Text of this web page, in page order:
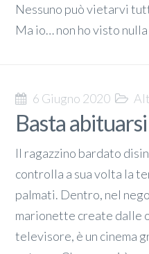
Nessuno può vietarvi
Ma io… non ho visto nulla
6 Giugno 2020
Basta abituarsi
Il ragazzino bardato
controlla a sua volta la
palmati. Dentro, nel
marionette create dalle
televisore, è un cinema